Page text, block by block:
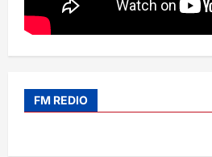
FM REDIO